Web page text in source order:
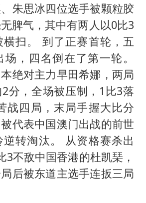
朱思冰四位选手被颗粒胶
脾气，其中有两人以0比3
扫。 到了正赛首轮，五
，四名倒在了第一轮。
绝对主力早田希娜，两局
分，全场被压制，1比3落
战四局，末局手握大比分
代表中国澳门出战的前世
转淘汰。 从资格赛杀出
3不敌中国香港的杜凯琹，
后被东道主选手连扳三局